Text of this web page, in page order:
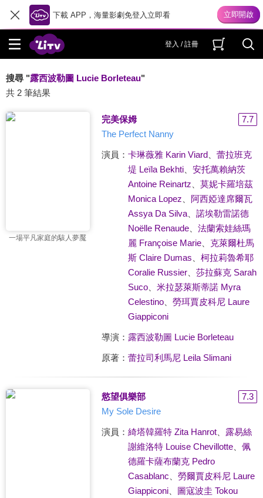
下載 APP，海量影劇免登入立即看
登入 / 註冊
搜尋 "露西波勒圖 Lucie Borleteau"
共 2 筆結果
一場平凡家庭的駭人夢魘
完美保姆
7.7
The Perfect Nanny
演員： 卡琳薇雅 Karin Viard、 蕾拉班克
堤 Leïla Bekhti、 安托萬賴納茨
Antoine Reinartz
莫妮卡羅培茲
Monica Lopez
阿西婭達席爾瓦
Assya Da Silva、 諾埃勒雷諾德
Noëlle Renaude、 法蘭索娃絲瑪
麗 Françoise Marie、 克萊爾杜馬
斯 Claire Dumas
柯拉莉魯希耶
Coralie Russier、 莎拉蘇克 Sarah
Suco、 米拉瑟萊斯蒂諾 Myra
Celestino、 勞珥賈皮科尼 Laure
Giappiconi
導演： 露西波勒圖 Lucie Borleteau
原著： 蕾拉司利馬尼 Leila Slimani
慾望俱樂部
7.3
My Sole Desire
演員： 綺塔韓羅特 Zita Hanrot、 露易絲
謝維洛特 Louise Chevillotte、 佩
德羅卡薩布蘭克 Pedro
Casablanc
勞爾賈皮科尼 Laure
Giappiconi、 圖寇波圭 Tokou